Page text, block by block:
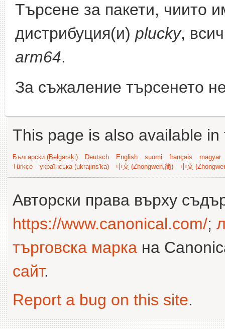
Търсене за пакети, чиито
дистрибуция(и) plucky,
arm64.
За съжаление търсенето
This page is also available
Български (Bəlgarski) Deutsch English suomi français
magyar
Türkçe
українська (ukrajins'ka) 中文 (Zhongwen,简) 中文
Авторски права върху
https://www.canonical.com/;
търговска марка на
сайт.
Report a bug on this site.